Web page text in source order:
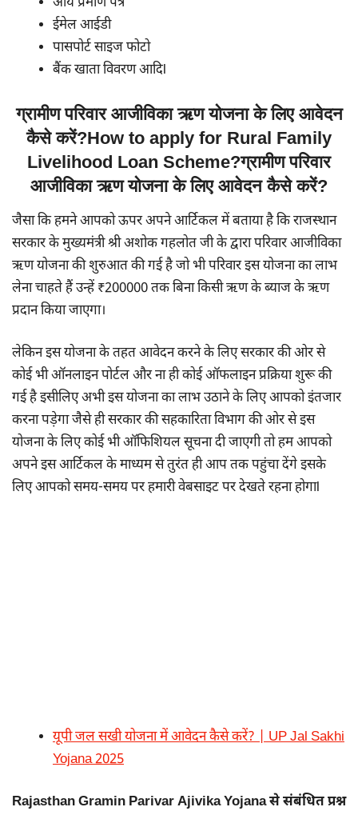
ईमेल आईडी
पासपोर्ट साइज फोटो
बैंक खाता विवरण आदिl
ग्रामीण परिवार आजीविका ऋण योजना के लिए आवेदन
कैसे करें?How to apply for Rural Family
Livelihood Loan Scheme?ग्रामीण परिवार
आजीविका ऋण योजना के लिए आवेदन कैसे करें?
जैसा कि हमने आपको ऊपर अपने आर्टिकल में बताया है कि राजस्थान
सरकार के मुख्यमंत्री श्री अशोक गहलोत जी के द्वारा परिवार आजीविका
ऋण योजना की शुरुआत की गई है जो भी परिवार इस योजना का लाभ
लेना चाहते हैं उन्हें ₹200000 तक बिना किसी ऋण के ब्याज के ऋण
प्रदान किया जाएगा।
लेकिन इस योजना के तहत आवेदन करने के लिए सरकार की ओर से
कोई भी ऑनलाइन पोर्टल और ना ही कोई ऑफलाइन प्रक्रिया शुरू की
गई है इसीलिए अभी इस योजना का लाभ उठाने के लिए आपको इंतजार
करना पड़ेगा जैसे ही सरकार की सहकारिता विभाग की ओर से इस
योजना के लिए कोई भी ऑफिशियल सूचना दी जाएगी तो हम आपको
अपने इस आर्टिकल के माध्यम से तुरंत ही आप तक पहुंचा देंगे इसके
लिए आपको समय-समय पर हमारी वेबसाइट पर देखते रहना होगाl
यूपी जल सखी योजना में आवेदन कैसे करें? | UP Jal Sakhi
Yojana 2025
Rajasthan Gramin Parivar Ajivika Yojana से संबंधित प्रश्न